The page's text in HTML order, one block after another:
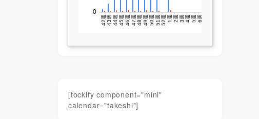
[tockify component="mini"
calendar="takeshi"]